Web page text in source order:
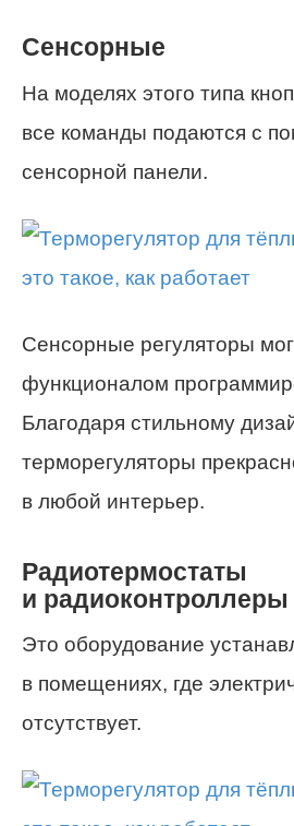
Сенсорные
На моделях этого типа
все команды подаются с
сенсорной панели.
Сенсорные регуляторы
функционалом
Благодаря стильному
терморегуляторы
в любой интерьер.
Радиотермостаты
и радиоконтроллеры
Это оборудование
в помещениях, где
отсутствует.